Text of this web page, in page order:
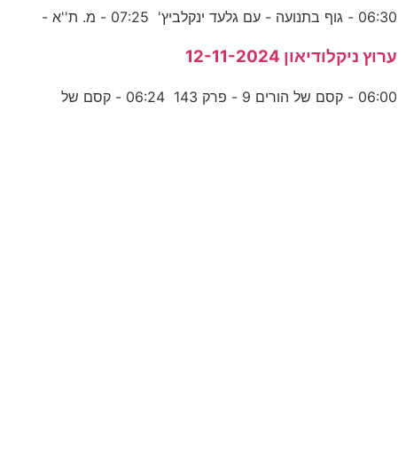
06:30 - גוף בתנועה - עם גלעד ינקלביץ' 07:25 - מ. ת''א -
ערוץ ניקלודיאון 12-11-2024
06:00 - קסם של הורים 9 - פרק 143 06:24 - קסם של